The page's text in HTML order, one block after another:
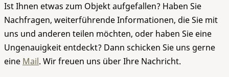
Ist Ihnen etwas zum Objekt aufgefallen? Haben Sie
Nachfragen, weiterführende Informationen, die Sie mit
uns und anderen teilen möchten, oder haben Sie eine
Ungenauigkeit entdeckt? Dann schicken Sie uns gerne
eine Mail. Wir freuen uns über Ihre Nachricht.